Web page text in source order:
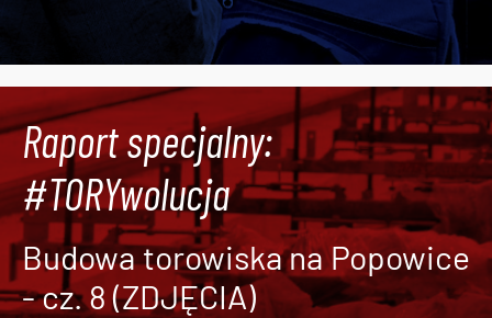
Raport specjalny:
#TORYwolucja
Budowa torowiska na Popowice
- cz. 8 (ZDJĘCIA)